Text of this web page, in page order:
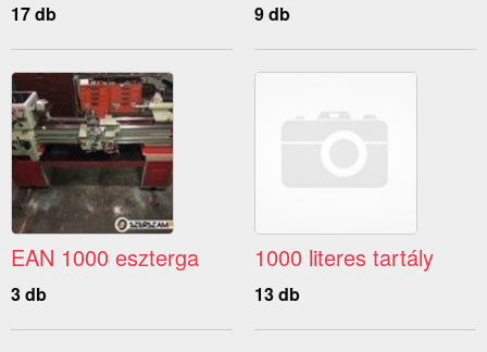
17 db 9 db
EAN 1000 eszterga
3 db
1000 literes tartály
13 db